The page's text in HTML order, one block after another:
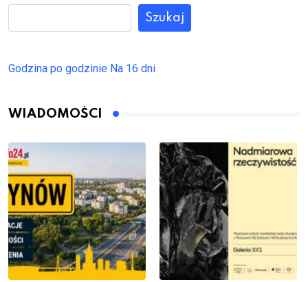
Szukaj
Godzina po godzinie Na 16 dni
WIADOMOŚCI